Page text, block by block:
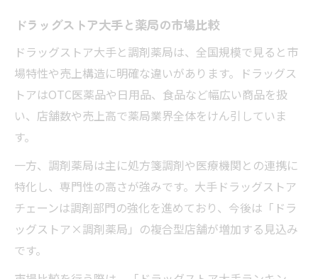
ドラッグストア大手と薬局の市場比較
ドラッグストア大手と調剤薬局は、全国規模で見ると市
場特性や売上構造に明確な違いがあります。ドラッグス
トアはOTC医薬品や日用品、食品など幅広い商品を扱
い、店舗数や売上高で薬局業界全体をけん引していま
す。
一方、調剤薬局は主に処方箋調剤や医療機関との連携に
特化し、専門性の高さが強みです。大手ドラッグストア
チェーンは調剤部門の強化を進めており、今後は「ドラ
ッグストア×調剤薬局」の複合型店舗が増加する見込み
です。